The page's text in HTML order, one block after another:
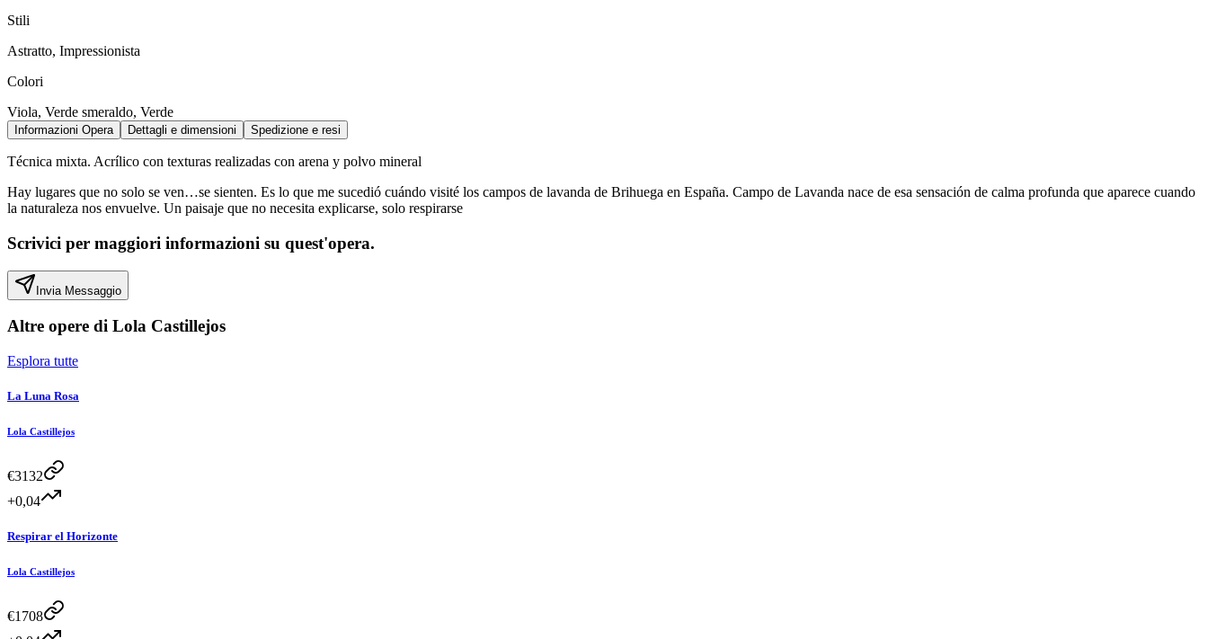
Stili
Astratto, Impressionista
Colori
Viola, Verde smeraldo, Verde
Informazioni Opera Dettagli e dimensioni Spedizione e resi
Técnica mixta. Acrílico con texturas realizadas con arena y polvo mineral
Hay lugares que no solo se ven…se sienten. Es lo que me sucedió cuándo visité los campos de lavanda de Brihuega en España. Campo de Lavanda nace de esa sensación de calma profunda que aparece cuando
la naturaleza nos envuelve. Un paisaje que no necesita explicarse, solo respirarse
Scrivici per maggiori informazioni su quest'opera.
Invia Messaggio
Altre opere di Lola Castillejos
Esplora tutte
La Luna Rosa
Lola Castillejos
€3132
+0,04
Respirar el Horizonte
Lola Castillejos
€1708